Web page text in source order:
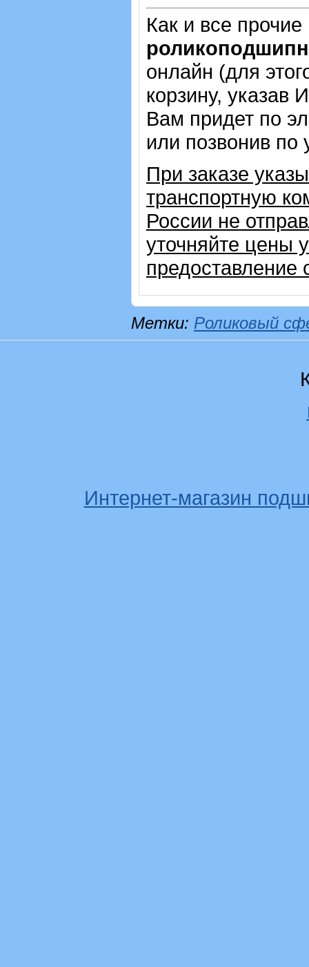
Как и все
онлайн (для
корзину, указав
Вам придет по
или позвонив
При заказе
транспортную
России не
уточняйте цены
предоставление
Метки: Роликовый
Интернет-магазин